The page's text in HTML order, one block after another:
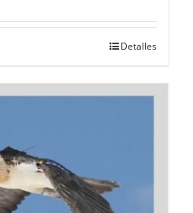
Detalles